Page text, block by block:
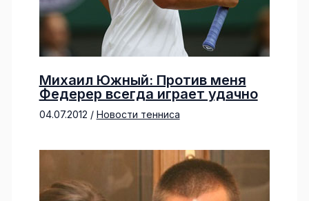
Михаил Южный: Против меня
Федерер всегда играет удачно
04.07.2012 / Новости тенниса